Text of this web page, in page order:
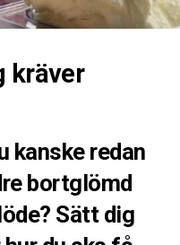
kräver
kanske redan
bortglömd
Sätt dig